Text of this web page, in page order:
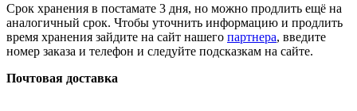
Срок хранения в постамате 3 дня, но можно продлить ещё на
аналогичный срок. Чтобы уточнить информацию и продлить
время хранения зайдите на сайт нашего партнера, введите
номер заказа и телефон и следуйте подсказкам на сайте.
Почтовая доставка